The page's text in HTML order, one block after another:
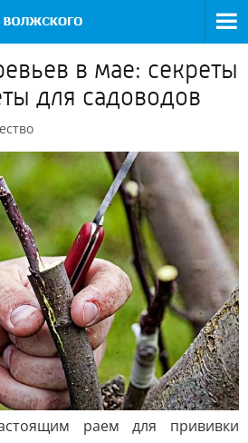
в мае: секреты
для садоводов
раем для прививки